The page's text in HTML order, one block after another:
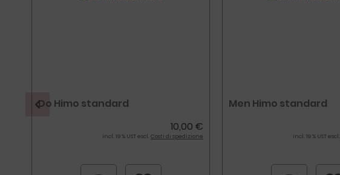
Do Himo standard
10,00 €
incl. 19 % UST escl. Costi di spedizione
Men Himo standard
incl. 19 % UST escl.